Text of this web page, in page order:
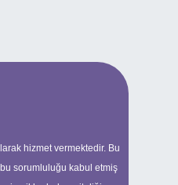
hizmet vermektedir. Bu
sorumluluğu kabul etmiş